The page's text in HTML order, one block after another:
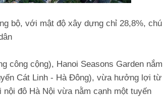
bộ, với mật độ xây dựng chỉ 28,8%, chú
công cộng), Hanoi Seasons Garden nắm
Cát Linh - Hà Đông), vừa hưởng lợi từ
đô Hà Nội vừa nằm cạnh một tuyến